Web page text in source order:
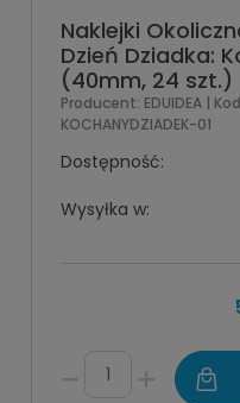
Naklejki
Dzień Dziadka:
(40mm, 24 szt.)
Producent: EDUIDEA |
KOCHANYDZIADEK-01
Dostępność:
Wysyłka w: